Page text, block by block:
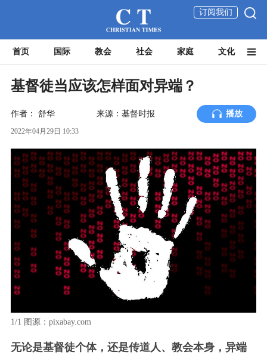
订阅我们
首页 国际 教会 社会 家庭 文化
基督徒当应该怎样面对异端？
作者： 舒华 来源：基督时报 播放
2022年04月29日 10:33
1/1 图源：pixabay.com
无论是基督徒个体，还是传道人、教会本身，异端